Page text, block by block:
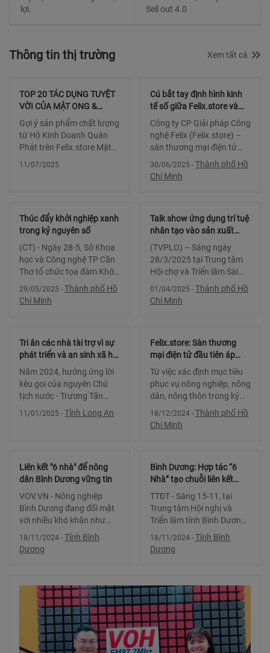
lợi.
Sell out 4.0
Thông tin thị trường Xem tất cả
TOP 20 TÁC DỤNG TUYỆT
VỜI CỦA MẬT ONG &
CÁCH SỬ DỤNG HIỆU QUẢ
NHẤT
Gợi ý sản phẩm chất lượng
từ Hộ Kinh Doanh Quân
Phát trên Felix.store Mật
11/07/2025
Cú bắt tay định hình kinh
tế số giữa Felix.store và
Tập đoàn Green+
Công ty CP Giải pháp Công
nghệ Felix (Felix.store) –
sàn thương mại điện tử
B2B đầu tiên của Việt
Nam vừa chính thức ký
thỏa thuận hợp tác chiến
hành x
30/06/2025 - Thành phố Hồ
Chí Minh
Thúc đẩy khởi nghiệp xanh
trong kỷ nguyên số
(CT) - Ngày 28-5, Sở Khoa
học và Công nghệ TP Cần
Thơ tổ chức tọa đàm Khởi
nghiệp xanh: cơ hội và
thách thức trong kỷ
nguyên số. Các đại biểu
bối
29/05/2025 - Thành phố Hồ
Chí Minh
Talk show ứng dụng trí tuệ
nhân tạo vào sản xuất
nông sản, nông nghiệp
công nghệ cao
(TVPLO) – Sáng ngày
28/3/2025 tại Trung tâm
Hội chợ và Triển lãm Sài
Gòn (SECC), TP.HCM, Talk
Show “Ứng dụng AI cho
Doanh nghiệp & Thương
do Hiệp hội T
01/04/2025 - Thành phố Hồ
Chí Minh
Tri ân các nhà tài trợ vì sự
phát triển và an sinh xã hội
tỉnh Long An năm 2024
Năm 2024, hưởng ứng lời
kêu gọi của nguyên Chủ
tịch nước - Trương Tấn
Sang và nguyên Phó Thủ
tướng Thường trực Chính
11/01/2025 - Tỉnh Long An
Felix.store: Sàn thương
mại điện tử đầu tiên áp
dụng tiêu chí B2B phục vụ
nông dân tiêu thụ nông
sản theo hình thức mua sỉ,
bán sỉ
Từ việc xác định mục tiêu
phục vụ nông nghiệp, nông
dân, nông thôn trong kỷ
thương mại điện tử
(TMĐT) mới đựơc vận
hướng ?
18/12/2024 - Thành phố Hồ
Chí Minh
Liên kết "6 nhà" để nông
dân Bình Dương vững tin
VOV.VN - Nông nghiệp
Bình Dương đang đối mặt
với nhiều khó khăn như
sản xuất nhỏ lẻ, thiếu thị
trường ổn định. Để giải
quyết những vấn đề này,
18/11/2024 - Tỉnh Bình
Dương
Bình Dương: Hợp tác “6
Nhà” tạo chuỗi liên kết
nâng cao giá trị nông sản
TTĐT - Sáng 15-11, tại
Trung tâm Hội nghị và
Triển lãm tỉnh Bình Dương,
Hội Nông dân tỉnh tổ chức
Hội nghị triển khai Chương
trình hợp tác "6 Nhà", tạo
18/11/2024 - Tỉnh Bình
Dương